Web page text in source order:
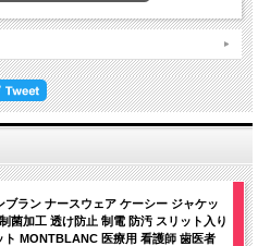
ブラン ナースウェア ケーシー ジャケッ
菌加工 透け防止 制電 防汚 スリット入り
ト MONTBLANC 医療用 看護師 歯医者